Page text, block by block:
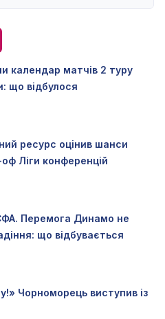
календар матчів 2 туру
що відбулося
ресурс оцінив шанси
Ліги конференцій
Перемога Динамо не
що відбувається
Чорноморець виступив із